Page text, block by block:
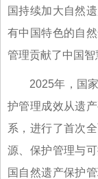
国持续加大自然
有中国特色的自
管理贡献了中国智
2025年，国
护管理成效从遗
系，进行了首次
源、保护管理与
国自然遗产保护